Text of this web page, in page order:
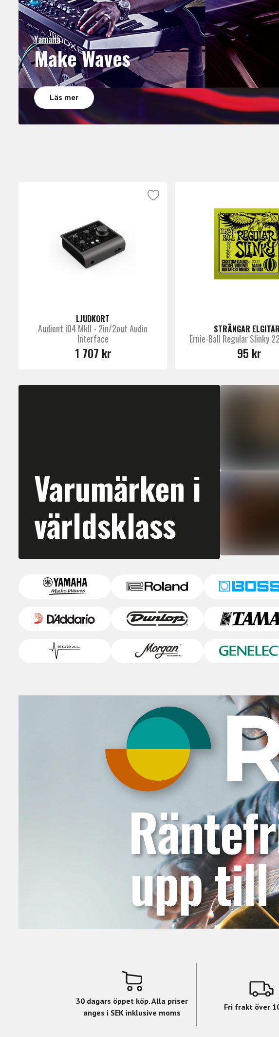
Yamaha
Make Waves
Läs mer
LJUDKORT
Audient iD4 MkII - 2in/2out Audio
Interface
1 707 kr
STRÄNGAR
Ernie-Ball Regular Slinky
95 kr
Varumärken i
världsklass
30 dagars öppet köp. Alla priser
anges i SEK inklusive moms
Fri frakt över